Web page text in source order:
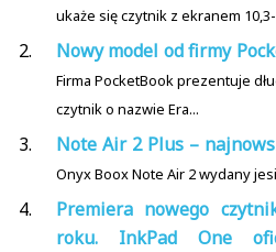
ukaże się czytnik z ekranem
Nowy model od firmy
Firma PocketBook prezentuje
czytnik o nazwie Era...
Note Air 2 Plus –
Onyx Boox Note Air 2 wydany
Premiera nowego
roku. InkPad One